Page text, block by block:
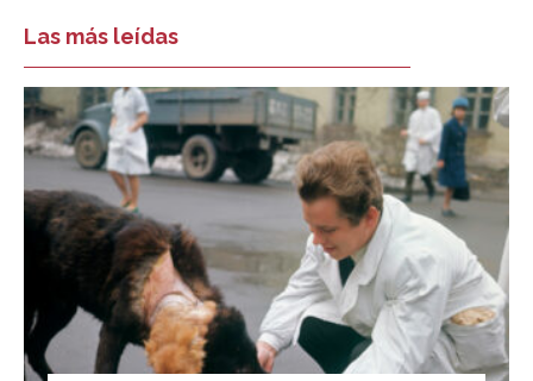
Las más leídas